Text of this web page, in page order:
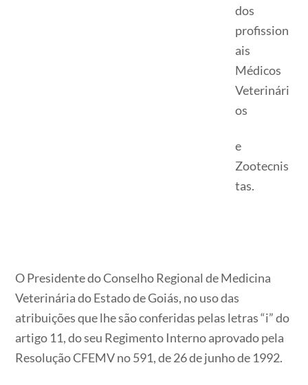
dos
profission
ais
Médicos
Veterinári
os
e
Zootecnis
tas.
O Presidente do Conselho Regional de Medicina
Veterinária do Estado de Goiás, no uso das
atribuições que lhe são conferidas pelas letras “i” do
artigo 11, do seu Regimento Interno aprovado pela
Resolução CFEMV no 591, de 26 de junho de 1992.